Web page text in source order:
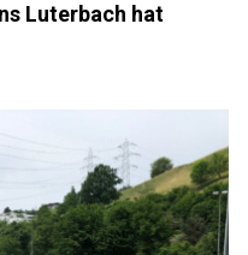
Luterbach hat